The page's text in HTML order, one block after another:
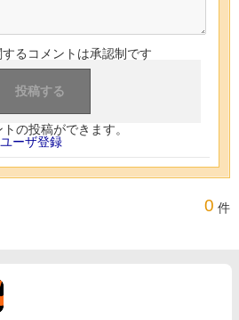
るコメントは承認制です
の投稿ができます。
ーザ登録
0 件